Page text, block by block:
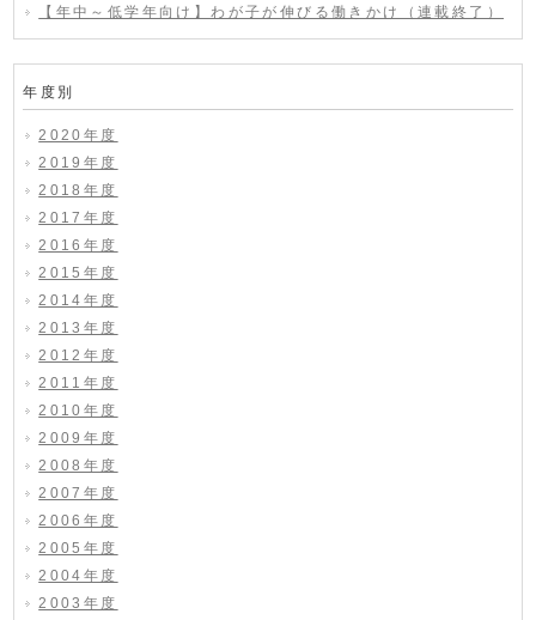
【年中～低学年向け】わが子が伸びる働きかけ（連載終了）
年度別
2020年度
2019年度
2018年度
2017年度
2016年度
2015年度
2014年度
2013年度
2012年度
2011年度
2010年度
2009年度
2008年度
2007年度
2006年度
2005年度
2004年度
2003年度